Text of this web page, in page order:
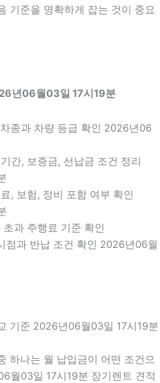
기준을 명확하게 잡는 것이 중요
년06월03일 17시19분
종과 차량 등급 확인 2026년06
간, 보증금, 선납금 조건 정리
, 보험, 정비 포함 여부 확인
과 주행료 기준 확인
점과 반납 조건 확인 2026년06월
기준 2026년06월03일 17시19분
하나는 월 납입금이 어떤 조건으
월03일 17시19분 장기렌트 견적